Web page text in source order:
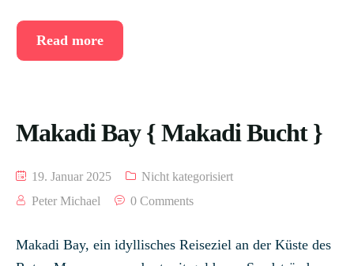
Read more
Makadi Bay { Makadi Bucht }
19. Januar 2025
Nicht kategorisiert
Peter Michael
0 Comments
Makadi Bay, ein idyllisches Reiseziel an der Küste des